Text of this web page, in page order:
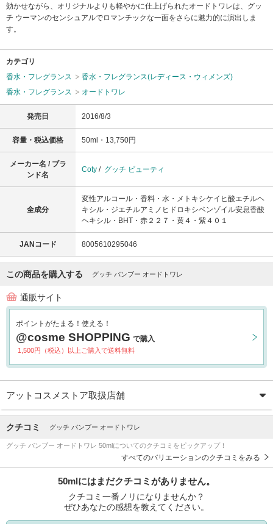
効かせながら、オリジナルよりも軽やかに仕上げられたオードトワレは、グッ
チ ウーマンのセンシュアルでロマンチックな一面をさらに魅力的に演出しま
す。
カテゴリ
香水・フレグランス
香水・フレグランス(レディース・ウィメンズ)
香水・フレグランス
オードトワレ
発売日 2016/8/3
容量・税込価格 50ml・13,750円
メーカー名 / ブラ
ンド名
Coty / グッチ ビューティ
全成分
変性アルコール・香料・水・メトキシケイヒ酸エチルヘ
キシル・ジエチルアミノヒドロキシベンゾイル安息香酸
ヘキシル・BHT・赤２２７・黄４・紫４０１
JANコード 8005610295046
この商品を購入する グッチ バンブー オードトワレ
通販サイト
ポイントがたまる！使える！
@cosme SHOPPING で購入
1,500円（税込）以上ご購入で送料無料
アットコスメストア取扱店舗
クチコミ グッチ バンブー オードトワレ
グッチ バンブー オードトワレ 50mlについてのクチコミをピックアップ！
すべてのバリエーションのクチコミをみる
50mlにはまだクチコミがありません。
クチコミ一番ノリになりませんか？
ぜひあなたの感想を教えてください。